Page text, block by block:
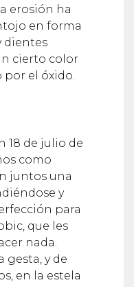
erosión ha
en forma
dientes
cierto color
el óxido.
18 de julio de
como
juntos una
y
para
que les
nada.
gesta, y de
en la estela